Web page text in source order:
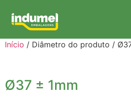
Início / Diâmetro do produto /
Ø37 ± 1mm